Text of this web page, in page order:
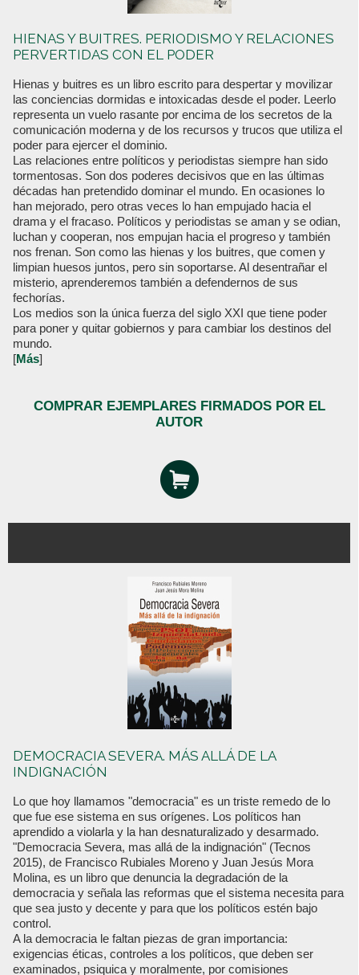
HIENAS Y BUITRES. PERIODISMO Y RELACIONES
PERVERTIDAS CON EL PODER
Hienas y buitres es un libro escrito para despertar y movilizar
las conciencias dormidas e intoxicadas desde el poder. Leerlo
representa un vuelo rasante por encima de los secretos de la
comunicación moderna y de los recursos y trucos que utiliza el
poder para ejercer el dominio.
Las relaciones entre políticos y periodistas siempre han sido
tormentosas. Son dos poderes decisivos que en las últimas
décadas han pretendido dominar el mundo. En ocasiones lo
han mejorado, pero otras veces lo han empujado hacia el
drama y el fracaso. Políticos y periodistas se aman y se odian,
luchan y cooperan, nos empujan hacia el progreso y también
nos frenan. Son como las hienas y los buitres, que comen y
limpian huesos juntos, pero sin soportarse. Al desentrañar el
misterio, aprenderemos también a defendernos de sus
fechorías.
Los medios son la única fuerza del siglo XXI que tiene poder
para poner y quitar gobiernos y para cambiar los destinos del
mundo.
[Más]
COMPRAR EJEMPLARES FIRMADOS POR EL
AUTOR
DEMOCRACIA SEVERA. MÁS ALLÁ DE LA
INDIGNACIÓN
Lo que hoy llamamos "democracia" es un triste remedo de lo
que fue ese sistema en sus orígenes. Los políticos han
aprendido a violarla y la han desnaturalizado y desarmado.
"Democracia Severa, mas allá de la indignación" (Tecnos
2015), de Francisco Rubiales Moreno y Juan Jesús Mora
Molina, es un libro que denuncia la degradación de la
democracia y señala las reformas que el sistema necesita para
que sea justo y decente y para que los políticos estén bajo
control.
A la democracia le faltan piezas de gran importancia:
exigencias éticas, controles a los políticos, que deben ser
examinados, psiquica y moralmente, por comisiones